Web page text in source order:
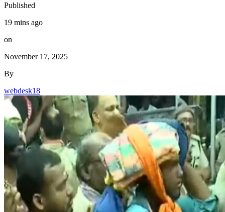
Published
19 mins ago
on
November 17, 2025
By
webdesk18